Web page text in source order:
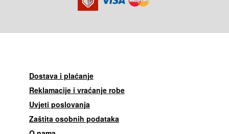
Dostava i plaćanje
Reklamacije i vraćanje robe
Uvjeti poslovanja
Zaštita osobnih podataka